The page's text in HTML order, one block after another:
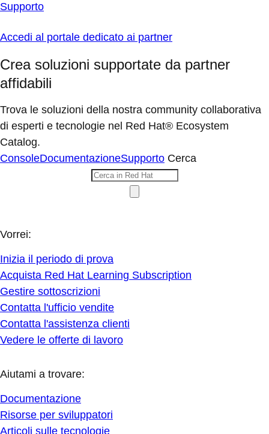
Supporto
Accedi al portale dedicato ai partner
Crea soluzioni supportate da partner
affidabili
Trova le soluzioni della nostra community collaborativa
di esperti e tecnologie nel Red Hat® Ecosystem
Catalog.
ConsoleDocumentazioneSupporto Cerca
Vorrei:
Inizia il periodo di prova
Acquista Red Hat Learning Subscription
Gestire sottoscrizioni
Contatta l'ufficio vendite
Contatta l'assistenza clienti
Vedere le offerte di lavoro
Aiutami a trovare:
Documentazione
Risorse per sviluppatori
Articoli sulle tecnologie